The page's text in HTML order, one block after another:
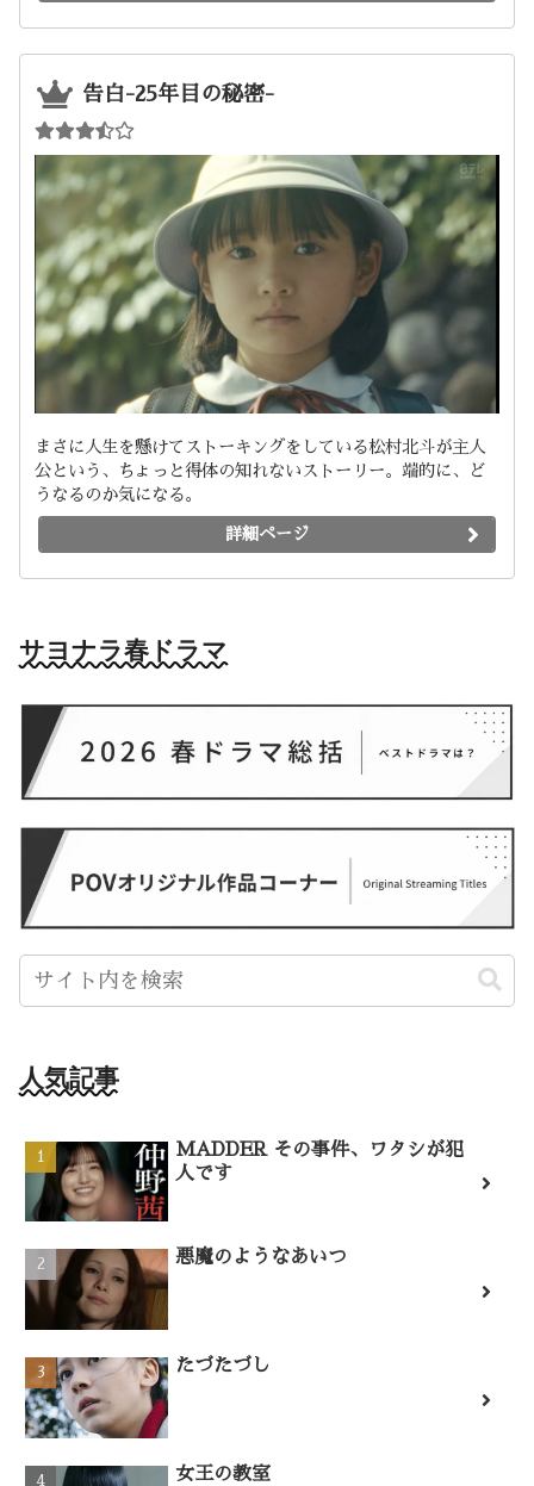
告白-25年目の秘密-
まさに人生を懸けてストーキングをしている松村北斗が主人
公という、ちょっと得体の知れないストーリー。端的に、ど
うなるのか気になる。
詳細ページ
サヨナラ春ドラマ
人気記事
MADDER その事件、ワタシが犯
人です
悪魔のようなあいつ
たづたづし
女王の教室